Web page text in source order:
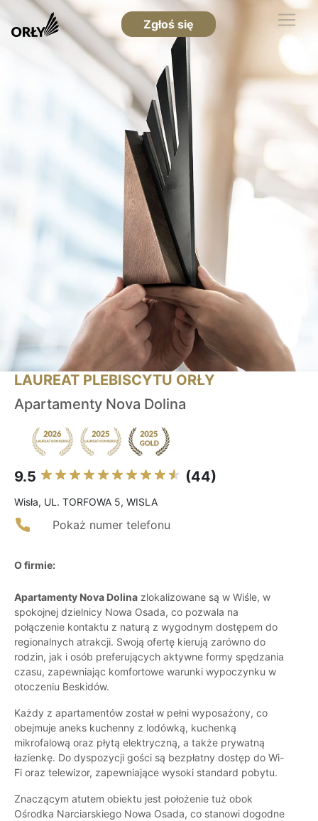
Zgłoś się
LAUREAT PLEBISCYTU ORŁY
Apartamenty Nova Dolina
9.5 (44)
Wisła, UL. TORFOWA 5, WISLA
Pokaż numer telefonu
O firmie:
Apartamenty Nova Dolina zlokalizowane są w Wiśle, w
spokojnej dzielnicy Nowa Osada, co pozwala na
połączenie kontaktu z naturą z wygodnym dostępem do
regionalnych atrakcji. Swoją ofertę kierują zarówno do
rodzin, jak i osób preferujących aktywne formy spędzania
czasu, zapewniając komfortowe warunki wypoczynku w
otoczeniu Beskidów.
Każdy z apartamentów został w pełni wyposażony, co
obejmuje aneks kuchenny z lodówką, kuchenką
mikrofalową oraz płytą elektryczną, a także prywatną
łazienkę. Do dyspozycji gości są bezpłatny dostęp do Wi-
Fi oraz telewizor, zapewniające wysoki standard pobytu.
Znaczącym atutem obiektu jest położenie tuż obok
Ośrodka Narciarskiego Nowa Osada, co stanowi dogodne